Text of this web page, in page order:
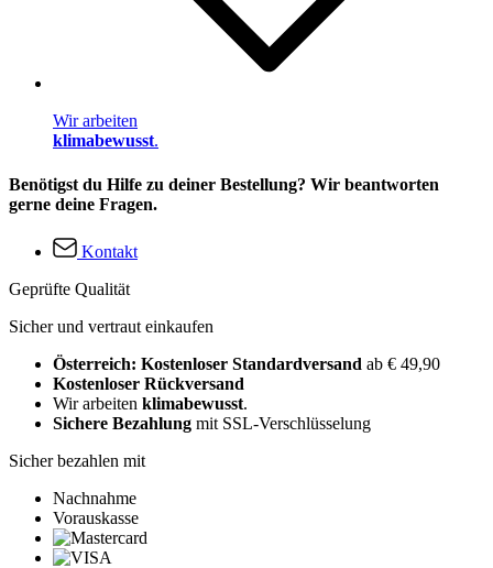
Wir arbeiten
klimabewusst.
Benötigst du Hilfe zu deiner Bestellung? Wir beantworten
gerne deine Fragen.
Kontakt
Geprüfte Qualität
Sicher und vertraut einkaufen
Österreich: Kostenloser Standardversand ab € 49,90
Kostenloser Rückversand
Wir arbeiten klimabewusst.
Sichere Bezahlung mit SSL-Verschlüsselung
Sicher bezahlen mit
Nachnahme
Vorauskasse